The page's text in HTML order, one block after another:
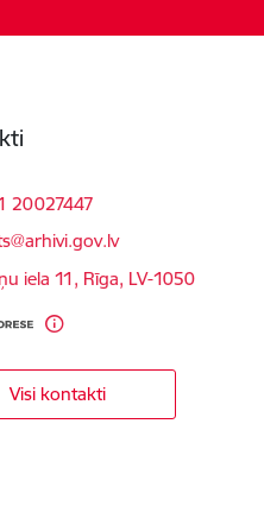
20027447
iela 11, Rīga, LV-1050
Visi kontakti